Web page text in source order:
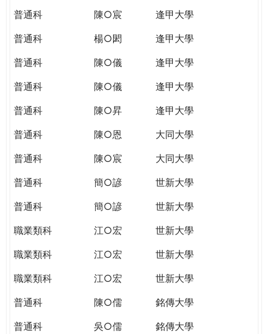
普通科 陳○宸
逢甲大學
普通科
楊○閎
逢甲大學
普通科
陳○儀
逢甲大學
普通科
陳○儀
逢甲大學
普通科
陳○昇
逢甲大學
普通科
陳○恩
大同大學
普通科
陳○宸
大同大學
普通科
簡○諺
世新大學
普通科
簡○諺
世新大學
職業類科
江○宏
世新大學
職業類科
江○宏
世新大學
職業類科
江○宏
世新大學
普通科
陳○儒
銘傳大學
普通科
吳○儒
銘傳大學